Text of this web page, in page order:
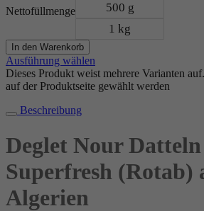
Nettofüllmenge
500 g
1 kg
In den Warenkorb
Ausführung wählen
Dieses Produkt weist mehrere Varianten
auf der Produktseite gewählt werden
Beschreibung
Deglet Nour
Superfresh (Rotab)
Algerien